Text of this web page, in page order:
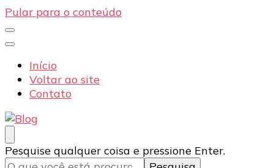
Pular para o conteúdo
Início
Voltar ao site
Contato
Blog
Dexpo – Displays e Expositores Portateis
Procurando
algo?
Pesquise qualquer coisa e pressione Enter.